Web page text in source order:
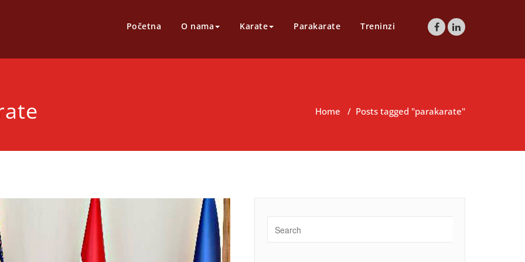
Početna O nama Karate Parakarate Treninzi
Home / Posts tagged "parakarate"